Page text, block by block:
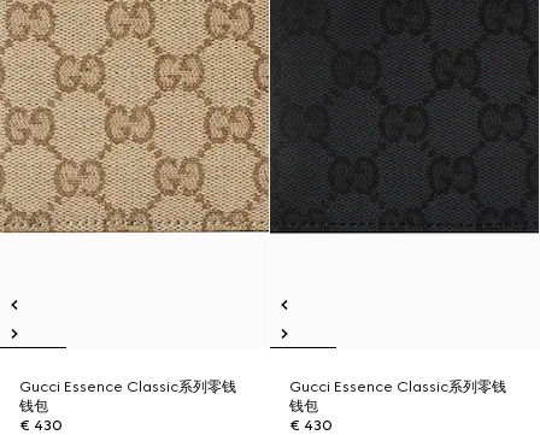
Gucci Essence Classic系列零钱
钱包
€ 430
Gucci Essence Classic系列零钱
钱包
€ 430